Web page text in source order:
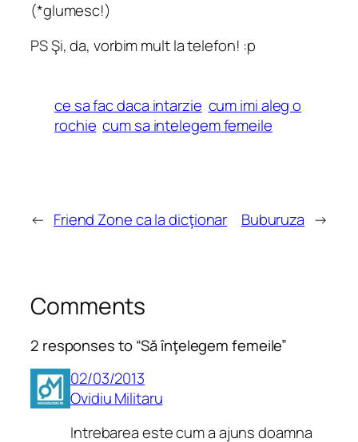
(*glumesc!)
PS Şi, da, vorbim mult la telefon! :p
ce sa fac daca intarzie cum imi aleg o
rochie cum sa intelegem femeile
← Friend Zone ca la dicţionar Buburuza →
Comments
2 responses to “Să înţelegem femeile”
02/03/2013
Ovidiu Militaru
Intrebarea este cum a ajuns doamna